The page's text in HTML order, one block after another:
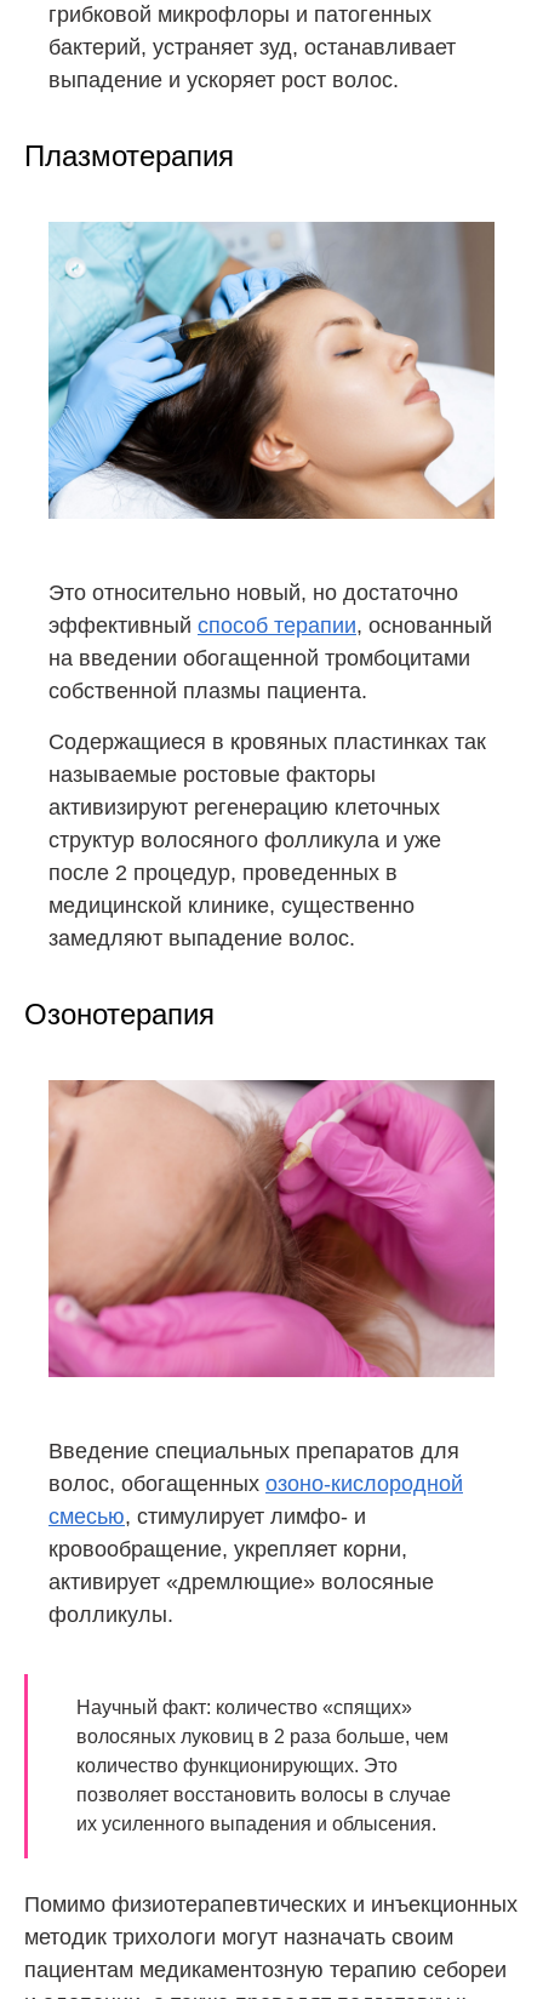
грибковой микрофлоры и патогенных
бактерий, устраняет зуд, останавливает
выпадение и ускоряет рост волос.
Плазмотерапия
Это относительно новый, но достаточно
эффективный способ терапии, основанный
на введении обогащенной тромбоцитами
собственной плазмы пациента.
Содержащиеся в кровяных пластинках так
называемые ростовые факторы
активизируют регенерацию клеточных
структур волосяного фолликула и уже
после 2 процедур, проведенных в
медицинской клинике, существенно
замедляют выпадение волос.
Озонотерапия
Введение специальных препаратов для
волос, обогащенных озоно-кислородной
смесью, стимулирует лимфо- и
кровообращение, укрепляет корни,
активирует «дремлющие» волосяные
фолликулы.
Научный факт: количество «спящих»
волосяных луковиц в 2 раза больше, чем
количество функционирующих. Это
позволяет восстановить волосы в случае
их усиленного выпадения и облысения.
Помимо физиотерапевтических и инъекционных
методик трихологи могут назначать своим
пациентам медикаментозную терапию себореи